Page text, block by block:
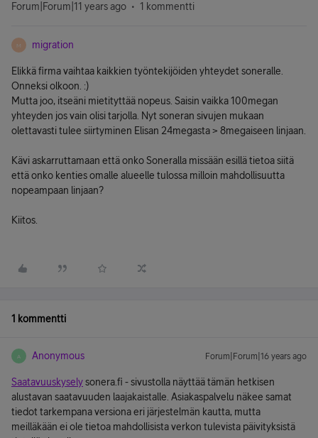
Forum|Forum|11 years ago 1 kommentti
M migration
Elikkä firma vaihtaa kaikkien työntekijöiden yhteydet soneralle.
Onneksi olkoon. :)
Mutta joo, itseäni mietityttää nopeus. Saisin vaikka 100megan
yhteyden jos vain olisi tarjolla. Nyt soneran sivujen mukaan
olettavasti tulee siirtyminen Elisan 24megasta > 8megaiseen linjaan.
Kävi askarruttamaan että onko Soneralla missään esillä tietoa siitä
että onko kenties omalle alueelle tulossa milloin mahdollisuutta
nopeampaan linjaan?
Kiitos.
1 kommentti
A Anonymous Forum|Forum|16 years ago
Saatavuuskyselysonera.fi - sivustolla näyttää tämän hetkisen
alustavan saatavuuden laajakaistalle. Asiakaspalvelu näkee samat
tiedot tarkempana versiona eri järjestelmän kautta, mutta
meilläkään ei ole tietoa mahdollisista verkon tulevista päivityksistä